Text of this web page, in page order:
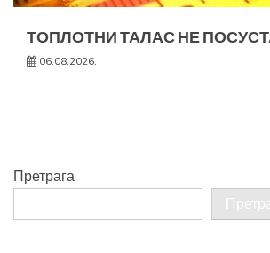
ТОПЛОТНИ ТАЛАС НЕ
06.08.2026.
Претрага